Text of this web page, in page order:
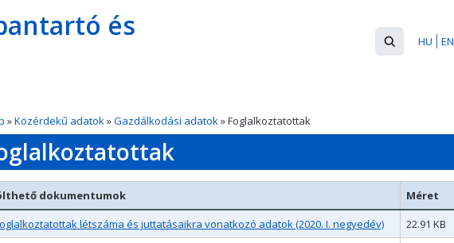
és
EN
HU
Keresés
űrlap
Keresés
»Közérdekű adatok»Gazdálkodási adatok» Foglalkoztatottak
dokumentumok Méret
létszáma és juttatásaikra vonatkozó adatok (2020. I. negyedév)
22.91 KB